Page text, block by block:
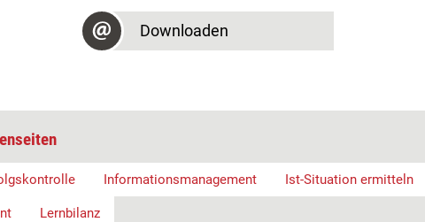
Downloaden
Informationsmanagement Ist-Situation ermitteln
Lernbilanz